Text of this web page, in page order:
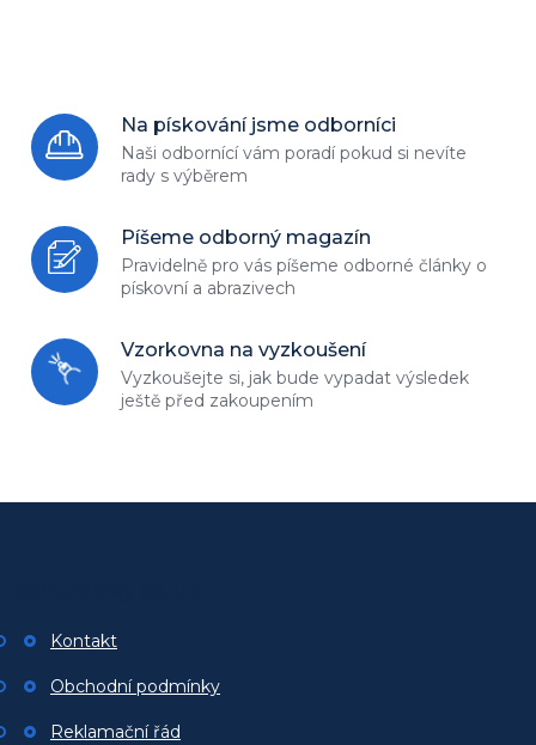
Na pískování jsme odborníci
Naši odbornící vám poradí pokud si nevíte
rady s výběrem
Píšeme odborný magazín
Pravidelně pro vás píšeme odborné články o
pískovní a abrazivech
Vzorkovna na vyzkoušení
Vyzkoušejte si, jak bude vypadat výsledek
ještě před zakoupením
í
Kontakt
Obchodní podmínky
Reklamační řád